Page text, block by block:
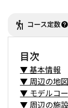
コース定数
目次
▼基本情報
▼ 周辺の地図
▼ モデルコ
▼ 周辺の施